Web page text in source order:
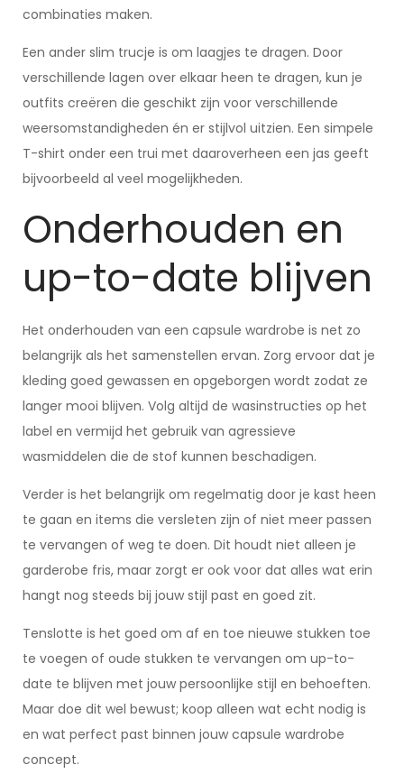
combinaties maken.
Een ander slim trucje is om laagjes te dragen. Door
verschillende lagen over elkaar heen te dragen, kun je
outfits creëren die geschikt zijn voor verschillende
weersomstandigheden én er stijlvol uitzien. Een simpele
T-shirt onder een trui met daaroverheen een jas geeft
bijvoorbeeld al veel mogelijkheden.
Onderhouden en
up-to-date blijven
Het onderhouden van een capsule wardrobe is net zo
belangrijk als het samenstellen ervan. Zorg ervoor dat je
kleding goed gewassen en opgeborgen wordt zodat ze
langer mooi blijven. Volg altijd de wasinstructies op het
label en vermijd het gebruik van agressieve
wasmiddelen die de stof kunnen beschadigen.
Verder is het belangrijk om regelmatig door je kast heen
te gaan en items die versleten zijn of niet meer passen
te vervangen of weg te doen. Dit houdt niet alleen je
garderobe fris, maar zorgt er ook voor dat alles wat erin
hangt nog steeds bij jouw stijl past en goed zit.
Tenslotte is het goed om af en toe nieuwe stukken toe
te voegen of oude stukken te vervangen om up-to-
date te blijven met jouw persoonlijke stijl en behoeften.
Maar doe dit wel bewust; koop alleen wat echt nodig is
en wat perfect past binnen jouw capsule wardrobe
concept.